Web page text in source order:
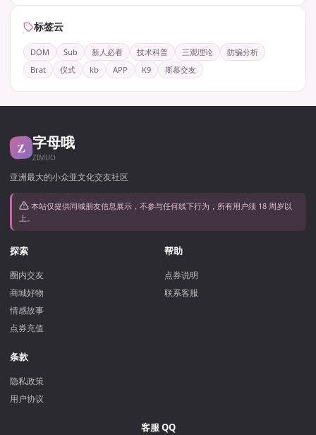
标签云
DOM Sub 新人必看 技术科普 三观理论
防骗分析
Brat
仪式 kb APP K9 斯慕交友
Z 字母哦
ZIMUO
亚洲最大的小众亚文化交友社区
本站仅提供同城朋友信息展示，不参与任何线下行为，所有用户须 18 周岁以
上。
探索
圈内交友
商城好物
情感故事
点券充值
帮助
点券说明
联系客服
条款
隐私政策
用户协议
客服 QQ